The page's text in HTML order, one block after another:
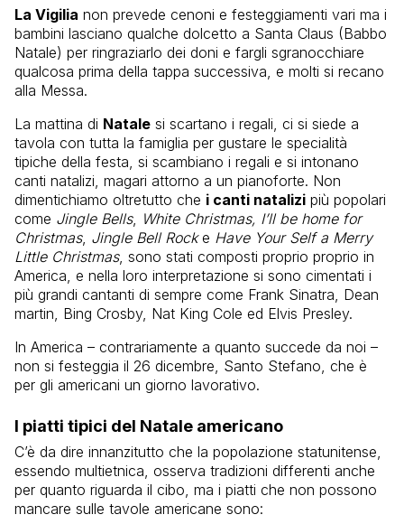
La Vigilia non prevede cenoni e festeggiamenti vari ma i
bambini lasciano qualche dolcetto a Santa Claus (Babbo
Natale) per ringraziarlo dei doni e fargli sgranocchiare
qualcosa prima della tappa successiva, e molti si recano
alla Messa.
La mattina di Natale si scartano i regali, ci si siede a
tavola con tutta la famiglia per gustare le specialità
tipiche della festa, si scambiano i regali e si intonano
canti natalizi, magari attorno a un pianoforte. Non
dimentichiamo oltretutto che i canti natalizi più popolari
come Jingle Bells, White Christmas, I’ll be home for
Christmas, Jingle Bell Rocke Have Your Self a Merry
Little Christmas, sono stati composti proprio proprio in
America, e nella loro interpretazione si sono cimentati i
più grandi cantanti di sempre come Frank Sinatra, Dean
martin, Bing Crosby, Nat King Cole ed Elvis Presley.
In America – contrariamente a quanto succede da noi –
non si festeggia il 26 dicembre, Santo Stefano, che è
per gli americani un giorno lavorativo.
I piatti tipici del Natale americano
C’è da dire innanzitutto che la popolazione statunitense,
essendo multietnica, osserva tradizioni differenti anche
per quanto riguarda il cibo, ma i piatti che non possono
mancare sulle tavole americane sono: